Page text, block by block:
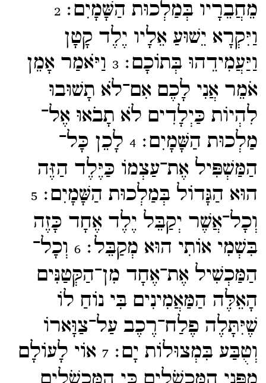
מֵחֲבֵרָיו בְּמַלְכוּת הַשָּׁמָיִם׃2
וַיִּקְרָא יֵשׁוּעַ אֵלָיו יֶלֶד קָטָן
וַיַּעֲמִידֵהוּ בְּתוֹכָם׃3 וַיֹּאמַר אָמֵן
אֹמֵר אֲנִי לָכֶם אִם־​לֹא תָשׁוּבוּ
לִהְיוֹת כַּיְלָדִים לֹא תָבֹאוּ אֶל־​
מַלְכוּת הַשָּׁמָיִם׃4 לָכֵן כָּל־​
הַמַּשְׁפִּיל אֶת־​עַצְמוֹ כַּיֶּלֶד הַזֶּה
הוּא הַגָּדוֹל בְּמַלְכוּת הַשָּׁמָיִם׃5
וְכָל־​אֲשֶׁר יְקַבֵּל יֶלֶד אֶחָד כָּזֶה
בִּשְׁמִי אוֹתִי הוּא מְקַבֵּל׃6 וְכָל־​
הַמַּכְשִׁיל אֶת־​אֶחָד מִן־​הַקְּטַנִּים
הָאֵלֶּה הַמַּאֲמִינִים בִּי נוֹחַ לוֹ
שֶׁיִּתָּלֶה פֶלַח־​רֶכֶב עַל־​צַוָּארוֹ
וְטֻבַּע בִּמְצוּלוֹת יָם׃7 אוֹי לָעוֹלָם